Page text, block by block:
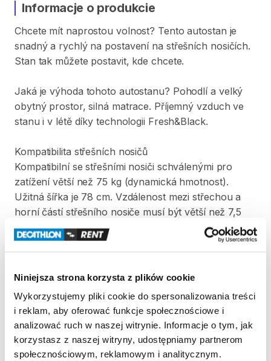
Niniejsza strona korzysta z plików cookie
Wykorzystujemy pliki cookie do spersonalizowania treści
i reklam, aby oferować funkcje społecznościowe i
analizować ruch w naszej witrynie. Informacje o tym, jak
korzystasz z naszej witryny, udostępniamy partnerom
społecznościowym, reklamowym i analitycznym.
Informacje o produkcie
Chcete mít naprostou volnost? Tento autostan je
snadný a rychlý na postavení na střešních nosičích.
Stan tak můžete postavit​​​,​ kde chcete.
Jaká je výhoda tohoto autostanu? Pohodlí a velký
obytný prostor​​​,​ silná matrace. Příjemný vzduch ve
stanu i v létě díky technologii Fresh&Black.
Kompatibilita střešních nosičů
Kompatibilní se střešními nosiči schválenými pro
zatížení větší než 75 kg (dynamická hmotnost).
Užitná šířka je 78 cm. Vzdálenost mezi střechou a
horní částí střešního nosiče musí být větší než 7​,​5
cm a šířka trubky střešního být menší
než 9​,​5 cm (viz schémata
tohoto
stan před každým použitím. Není kompatibilní
Strona produktu w sklepie